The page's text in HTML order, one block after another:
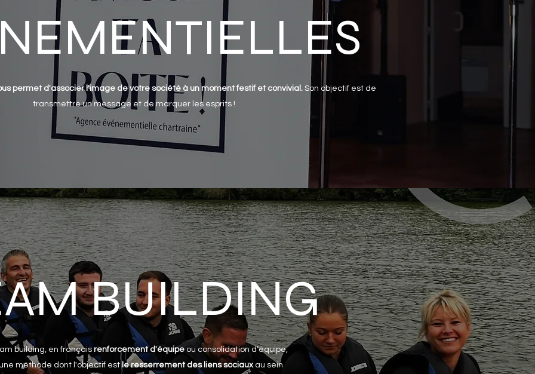
permet d'associer l'image de votre société à un moment festif et convivial. Son objectif est de
transmettre un message et de marquer les esprits !
BUILDING
building, en françaisrenforcement d'équipe ou consolidation d’équipe,
méthode dont l'objectif estle resserrement des liens sociauxau sein